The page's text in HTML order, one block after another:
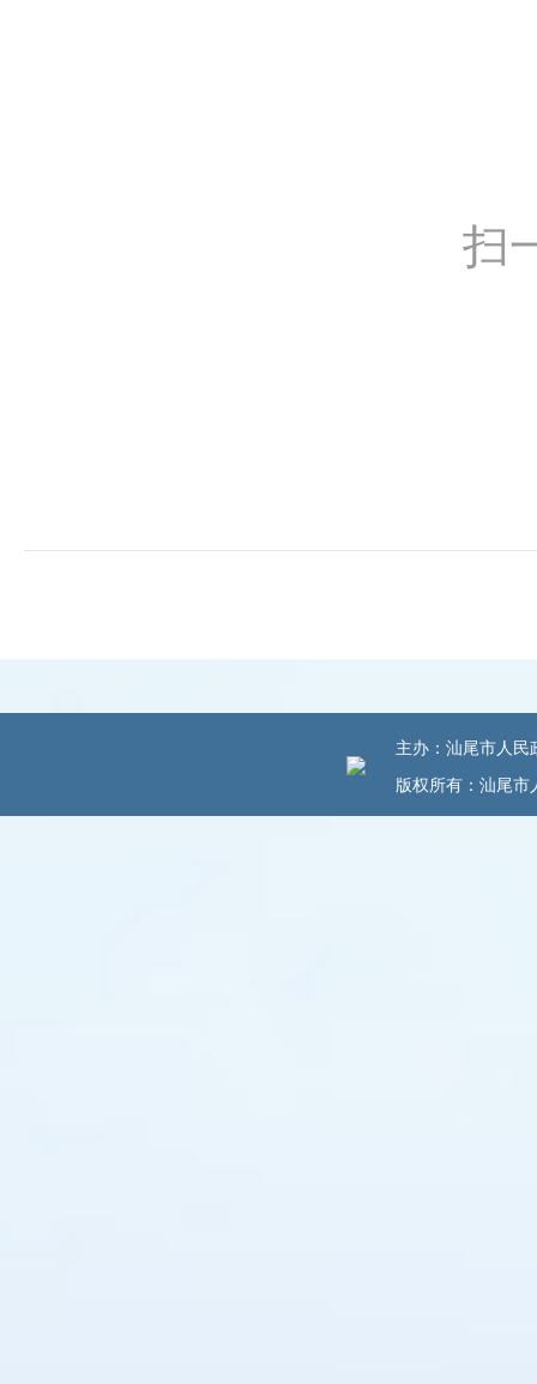
扫
主办：汕尾市人民
版权所有：汕尾